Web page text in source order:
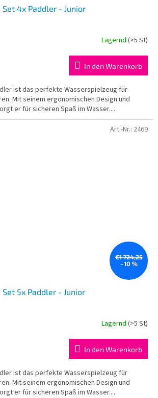
Set 4x Paddler - Junior
Lagernd (>5 St)
In den Warenkorb
ist das perfekte Wasserspielzeug für
Mit seinem ergonomischen Design und
er für sicheren Spaß im Wasser....
€1 724,25
–10 %
Set 5x Paddler - Junior
Lagernd (>5 St)
In den Warenkorb
ist das perfekte Wasserspielzeug für
Mit seinem ergonomischen Design und
er für sicheren Spaß im Wasser....
Art.-Nr.: 2469